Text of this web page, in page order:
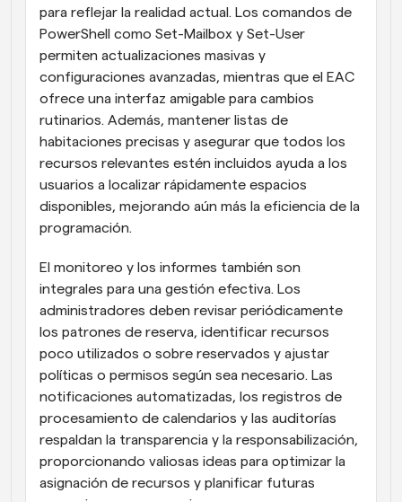
para reflejar la realidad actual. Los comandos de
PowerShell como Set-Mailbox y Set-User
permiten actualizaciones masivas y
configuraciones avanzadas, mientras que el EAC
ofrece una interfaz amigable para cambios
rutinarios. Además, mantener listas de
habitaciones precisas y asegurar que todos los
recursos relevantes estén incluidos ayuda a los
usuarios a localizar rápidamente espacios
disponibles, mejorando aún más la eficiencia de la
programación.
El monitoreo y los informes también son
integrales para una gestión efectiva. Los
administradores deben revisar periódicamente
los patrones de reserva, identificar recursos
poco utilizados o sobre reservados y ajustar
políticas o permisos según sea necesario. Las
notificaciones automatizadas, los registros de
procesamiento de calendarios y las auditorías
respaldan la transparencia y la responsabilización,
proporcionando valiosas ideas para optimizar la
asignación de recursos y planificar futuras